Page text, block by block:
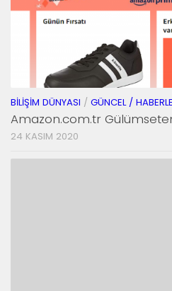
BILIŞIM DÜNYASI / GÜNCEL /
Amazon.com.tr
24 KASIM 2020